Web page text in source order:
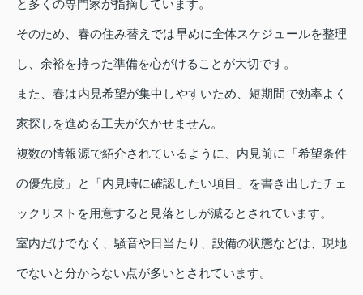
と多くの専門家が指摘しています。
そのため、春の住み替えでは早めに全体スケジュールを整理
し、余裕を持った準備を心がけることが大切です。
また、春は内見希望が集中しやすいため、短期間で効率よく
家探しを進める工夫が欠かせません。
複数の情報源で紹介されているように、内見前に「希望条件
の優先度」と「内見時に確認したい項目」を書き出したチェ
ックリストを用意すると見落としが減るとされています。
室内だけでなく、騒音や日当たり、設備の状態などは、現地
でないと分からない点が多いとされています。